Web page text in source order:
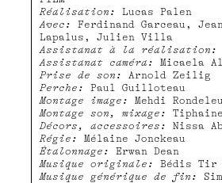
Réalisation:
Lucas Palen
Avec:
Ferdinand Garceau,
Lapalus, Julien Villa
Assistanat à la réalisation:
Assistanat caméra:
Micaela
Prise de son:
Arnold Zeilig
Perche:
Paul Guilloteau
Montage image: Mehdi
Montage son, mixage:
Décors, accessoires:
Nissa
Régie:
Mélaine Jonckeau
Étalonnage:
Erwan Dean
Musique originale:
Bédis Tir
Musique générique de fin: